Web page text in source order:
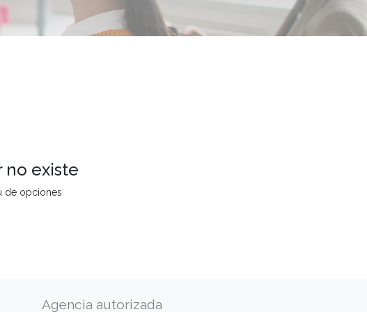
no existe
de opciones
Agencia autorizada